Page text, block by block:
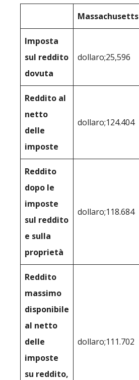
Massachusetts
Imposta
sul reddito
dovuta
dollaro;25,596
Reddito al
netto
delle
imposte
dollaro;124.404
Reddito
dopo le
imposte
sul reddito
e sulla
proprietà
dollaro;118.684
Reddito
massimo
disponibile
al netto
delle
imposte
su reddito,
dollaro;111.702